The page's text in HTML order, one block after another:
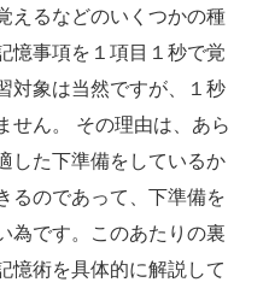
えるなどのいくつかの種
憶事項を１項目１秒で覚
対象は当然ですが、１秒
せん。 その理由は、あら
した下準備をしているか
るのであって、下準備を
為です。このあたりの裏
憶術を具体的に解説して